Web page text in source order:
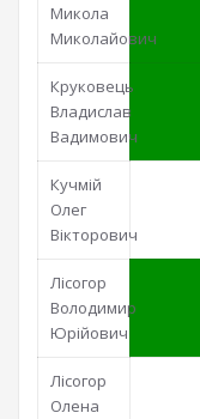
Микола
Миколайович
Круковець
Владислав
Вадимович
Кучмій
Олег
Вікторович
Лісогор
Володимир
Юрійович
Лісогор
Олена